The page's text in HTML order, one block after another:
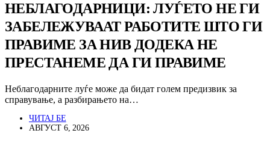
НЕБЛАГОДАРНИЦИ: ЛУЃЕТО НЕ ГИ
ЗАБЕЛЕЖУВААТ РАБОТИТЕ ШТО ГИ
ПРАВИМЕ ЗА НИВ ДОДЕКА НЕ
ПРЕСТАНЕМЕ ДА ГИ ПРАВИМЕ
Неблагодарните луѓе може да бидат голем предизвик за
справување, а разбирањето на…
ЧИТАЈ БЕ
АВГУСТ 6, 2026